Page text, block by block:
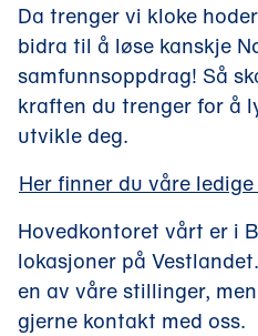
Da trenger vi kloke
bidra til å løse kanskje
samfunnsoppdrag! Så
kraften du trenger for å
utvikle deg.
Her finner du våre
Hovedkontoret vårt er i
lokasjoner på
en av våre stillinger,
gjerne kontakt med oss.